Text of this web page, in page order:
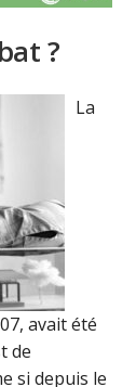
?
La
avait été
de
si depuis le